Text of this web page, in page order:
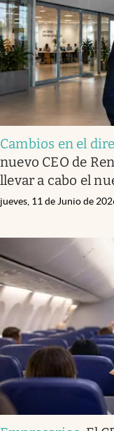
Cambios en el
nuevo CEO de
llevar a cabo el
jueves, 11 de Junio de